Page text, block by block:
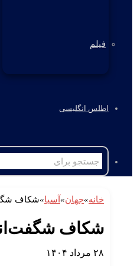
فیلم
اطلس انگلیسی
خانه»جهان» آسیا»شکاف
شکاف
۲۸ مرداد ۱۴۰۴